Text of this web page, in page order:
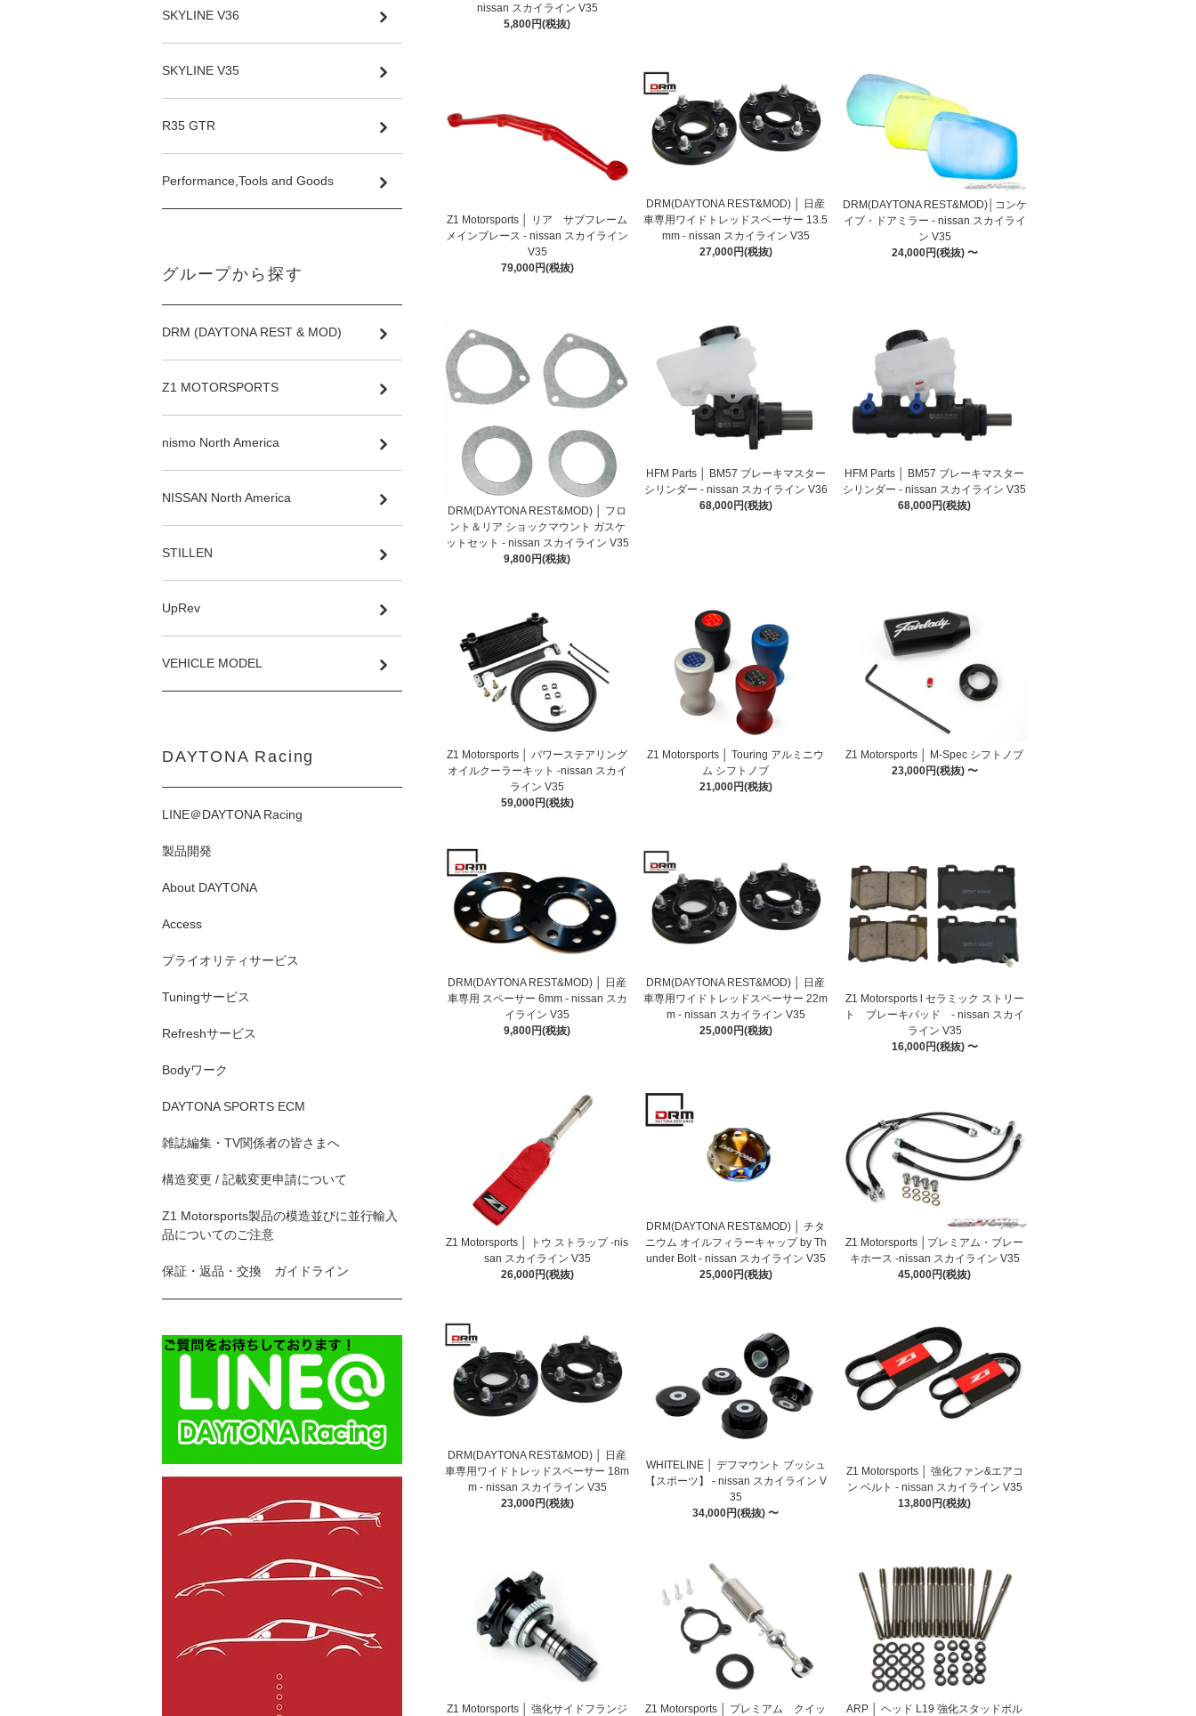
nissan スカイライン V35
5,800円(税抜)
Z1 Motorsports │ リア サブフレーム
メインブレース - nissan スカイライン
V35
79,000円(税抜)
DRM(DAYTONA REST&MOD) │ 日産
車専用ワイドトレッドスペーサー 13.5
mm - nissan スカイライン V35
27,000円(税抜)
DRM(DAYTONA REST&MOD)│コンケ
イブ・ドアミラー - nissan スカイライ
ン V35
24,000円(税抜) 〜
DRM(DAYTONA REST&MOD) │ フロ
ント＆リア ショックマウント ガスケ
ットセット - nissan スカイライン V35
9,800円(税抜)
HFM Parts │ BM57 ブレーキマスター
シリンダー - nissan スカイライン V36
68,000円(税抜)
HFM Parts │ BM57 ブレーキマスター
シリンダー - nissan スカイライン V35
68,000円(税抜)
Z1 Motorsports │ パワーステアリング
オイルクーラーキット -nissan スカイ
ライン V35
59,000円(税抜)
Z1 Motorsports │ Touring アルミニウ
ム シフトノブ
21,000円(税抜)
Z1 Motorsports │ M-Spec シフトノブ
23,000円(税抜) 〜
DRM(DAYTONA REST&MOD) │ 日産
車専用 スペーサー 6mm - nissan スカ
イライン V35
9,800円(税抜)
DRM(DAYTONA REST&MOD) │ 日産
車専用ワイドトレッドスペーサー 22m
m - nissan スカイライン V35
25,000円(税抜)
Z1 Motorsports l セラミック ストリー
ト ブレーキパッド - nissan スカイ
ライン V35
16,000円(税抜) 〜
Z1 Motorsports │ トウ ストラップ -nis
san スカイライン V35
26,000円(税抜)
DRM(DAYTONA REST&MOD) │ チタ
ニウム オイルフィラーキャップ by Th
under Bolt - nissan スカイライン V35
25,000円(税抜)
Z1 Motorsports │プレミアム・ブレー
キホース -nissan スカイライン V35
45,000円(税抜)
DRM(DAYTONA REST&MOD) │ 日産
車専用ワイドトレッドスペーサー 18m
m - nissan スカイライン V35
23,000円(税抜)
WHITELINE │ デフマウント ブッシュ
【スポーツ】 - nissan スカイライン V
35
34,000円(税抜) 〜
Z1 Motorsports │ 強化ファン&エアコ
ン ベルト - nissan スカイライン V35
13,800円(税抜)
Z1 Motorsports │ 強化サイドフランジ Z1 Motorsports │ プレミアム クイッ ARP │ ヘッド L19 強化スタッドボル
SKYLINE V36
SKYLINE V35
R35 GTR
Performance,Tools and Goods
グループから探す
DRM (DAYTONA REST & MOD)
Z1 MOTORSPORTS
nismo North America
NISSAN North America
STILLEN
UpRev
VEHICLE MODEL
DAYTONA Racing
LINE＠DAYTONA Racing
製品開発
About DAYTONA
Access
プライオリティサービス
Tuningサービス
Refreshサービス
Bodyワーク
DAYTONA SPORTS ECM
雑誌編集・TV関係者の皆さまへ
構造変更 / 記載変更申請について
Z1 Motorsports製品の模造並びに並行輸入
品についてのご注意
保証・返品・交換 ガイドライン